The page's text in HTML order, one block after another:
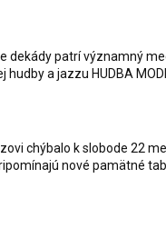
dekády patrí významný
a jazzu HUDBA
chýbalo k slobode 22
nové pamätné